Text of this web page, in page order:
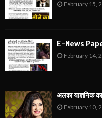
February 15,
E-News
February 14,
अलका याज्ञनिक
February 10,